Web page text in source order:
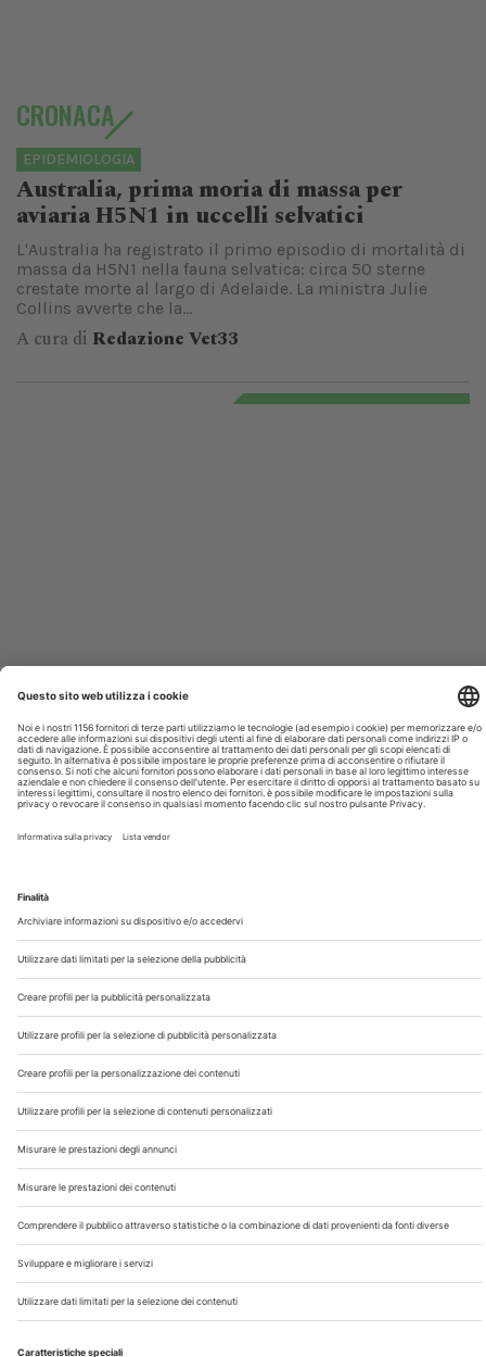
CRONACA
EPIDEMIOLOGIA
Australia, prima moria di massa per
aviaria H5N1 in uccelli selvatici
L'Australia ha registrato il primo episodio di mortalità di
massa da H5N1 nella fauna selvatica: circa 50 sterne
crestate morte al largo di Adelaide. La ministra Julie
Collins avverte che la...
A cura di Redazione Vet33
CLINICA
VIROLOGIA
proteine e genomi
aploidi dei virus a DNA a quelli segmentati a RNA: un
ripasso sulla composizione chimica dei virus e sulle
strategie molecolari che ne...
A cura diRedazione Vet33